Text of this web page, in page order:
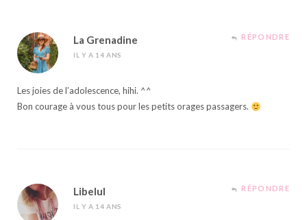
La Grenadine
IL Y A 14 ANS
RÉPONDRE
Les joies de l’adolescence, hihi. ^^
Bon courage à vous tous pour les petits orages passagers.
Libelul
IL Y A 14 ANS
RÉPONDRE